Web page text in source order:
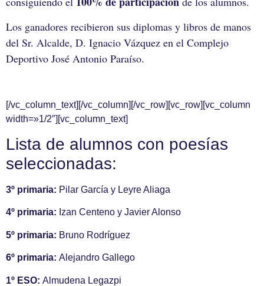
Los ganadores recibieron sus diplomas y libros de manos
del Sr. Alcalde, D. Ignacio Vázquez en el Complejo
Deportivo José Antonio Paraíso.
[/vc_column_text][/vc_column][/vc_row][vc_row][vc_column
width=»1/2″][vc_column_text]
Lista de alumnos con poesías
seleccionadas:
3º primaria: Pilar García y Leyre Aliaga
4º primaria: Izan Centeno y Javier Alonso
5º primaria: Bruno Rodríguez
6º primaria: Alejandro Gallego
1º ESO: Almudena Legazpi